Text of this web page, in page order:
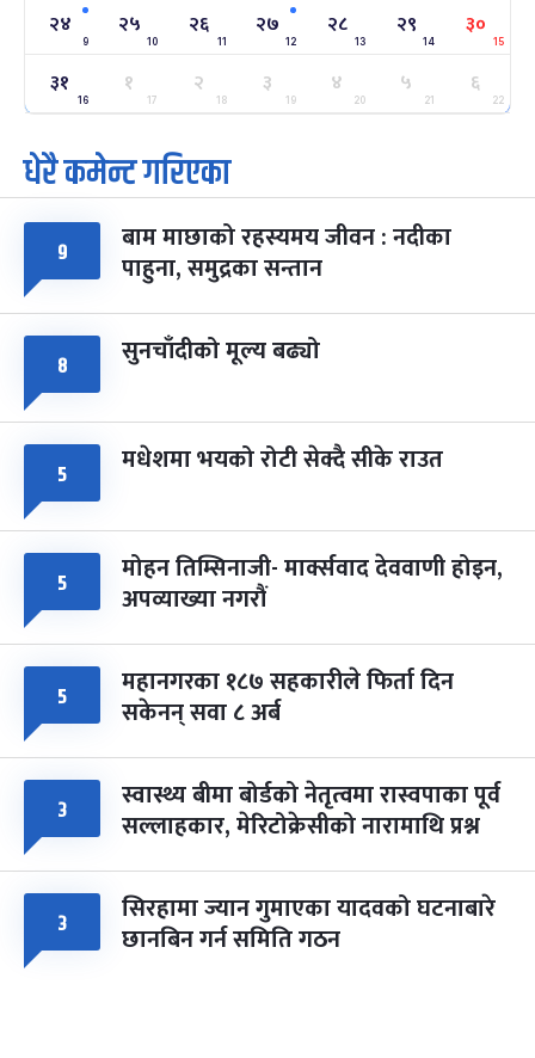
सोम फाल्गुन २४, २०८३- Mar 8, 2027
२५
मंगल
ग्याल्पो ल्होसार
फाल्गुन २५, २०८३ Mar 9, 2027
७ महिना बाँकी
७
आइत
पूर्णिमा व्रत
चैत्र ७, २०८३-Mar 21, 2027
८ फागुपूर्णिमा
चैत्र ८, २०८३-Mar 22, 2027
७ महिना बाँकी
२४
9
२५
10
२६
11
२७
12
२८
13
२९
14
३०
15
३१
16
१
17
२
18
३
19
४
20
५
21
६
22
धेरै कमेन्ट गरिएका
९ बाम माछाको रहस्यमय जीवन : नदीका
पाहुना, समुद्रका सन्तान
८ सुनचाँदीको मूल्य बढ्यो
५ मधेशमा भयको रोटी सेक्दै सीके राउत
५ मोहन तिम्सिनाजी- मार्क्सवाद देववाणी होइन,
अपव्याख्या नगरौं
५ महानगरका १८७ सहकारीले फिर्ता दिन
सकेनन् सवा ८ अर्ब
३ स्वास्थ्य बीमा बोर्डको नेतृत्वमा रास्वपाका पूर्व
सल्लाहकार, मेरिटोक्रेसीको नारामाथि प्रश्न
३ सिरहामा ज्यान गुमाएका यादवको घटनाबारे
छानबिन गर्न समिति गठन